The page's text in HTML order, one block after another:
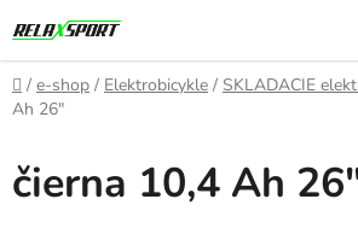
na
obsah
Domov
/ e-shop / Elektrobicykle / SKLADACIE
Ah 26"
čierna 10,4 Ah